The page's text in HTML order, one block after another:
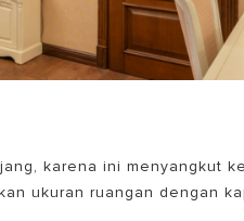
karena ini menyangkut
ukuran ruangan dengan